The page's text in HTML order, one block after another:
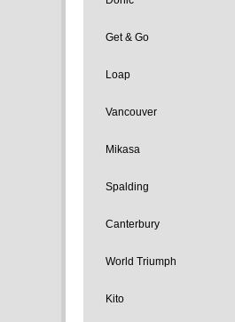
Get & Go
Loap
Vancouver
Mikasa
Spalding
Canterbury
World Triumph
Kito